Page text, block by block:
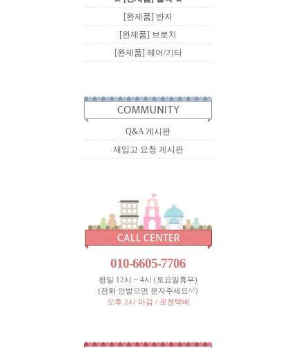
[완제품] 반지
[완제품] 브로치
[완제품] 헤어/기타
Q&A 게시판
재입고 요청 게시판
010-6605-7706
평일 12시 ~ 4시 (토요일휴무)
(전화 안받으면 문자주세요^^)
오후 2시 마감 / 로젠택배